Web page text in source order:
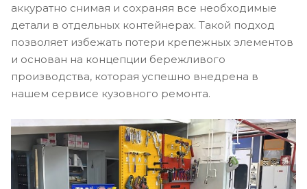
аккуратно снимая и сохраняя все необходимые
детали в отдельных контейнерах. Такой подход
позволяет избежать потери крепежных элементов
и основан на концепции бережливого
производства, которая успешно внедрена в
нашем сервисе кузовного ремонта.